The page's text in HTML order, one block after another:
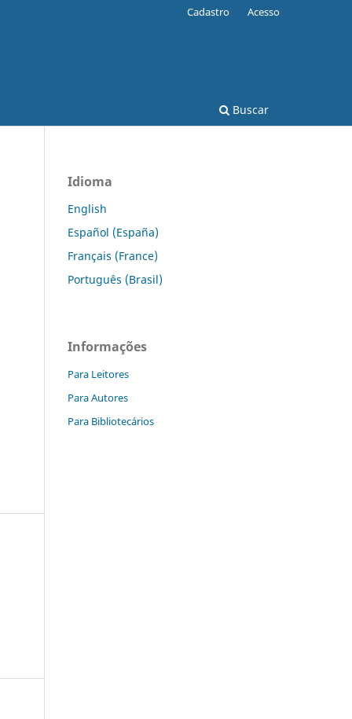
Buscar
Cadastro Acesso
Idioma
English
Español (España)
Français (France)
Português (Brasil)
Informações
Para Leitores
Para Autores
Para Bibliotecários